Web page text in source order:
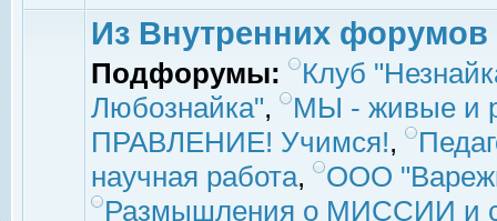
Из Внутренних форумов
Подфорумы:
Клуб
Любознайка",
МЫ - живые и
ПРАВЛЕНИЕ! Учимся!,
научная работа,
ООО
Размышления о МИССИИ и